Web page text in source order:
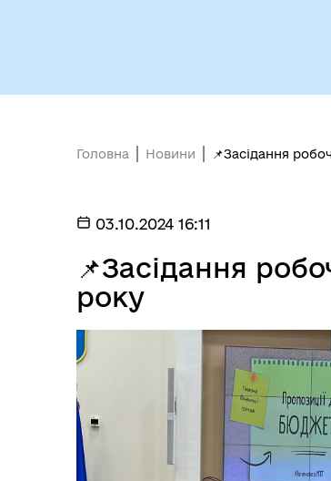
Депутати
Головна Новини 📌Засідання
03.10.2024 16:11
📌Засідання
року